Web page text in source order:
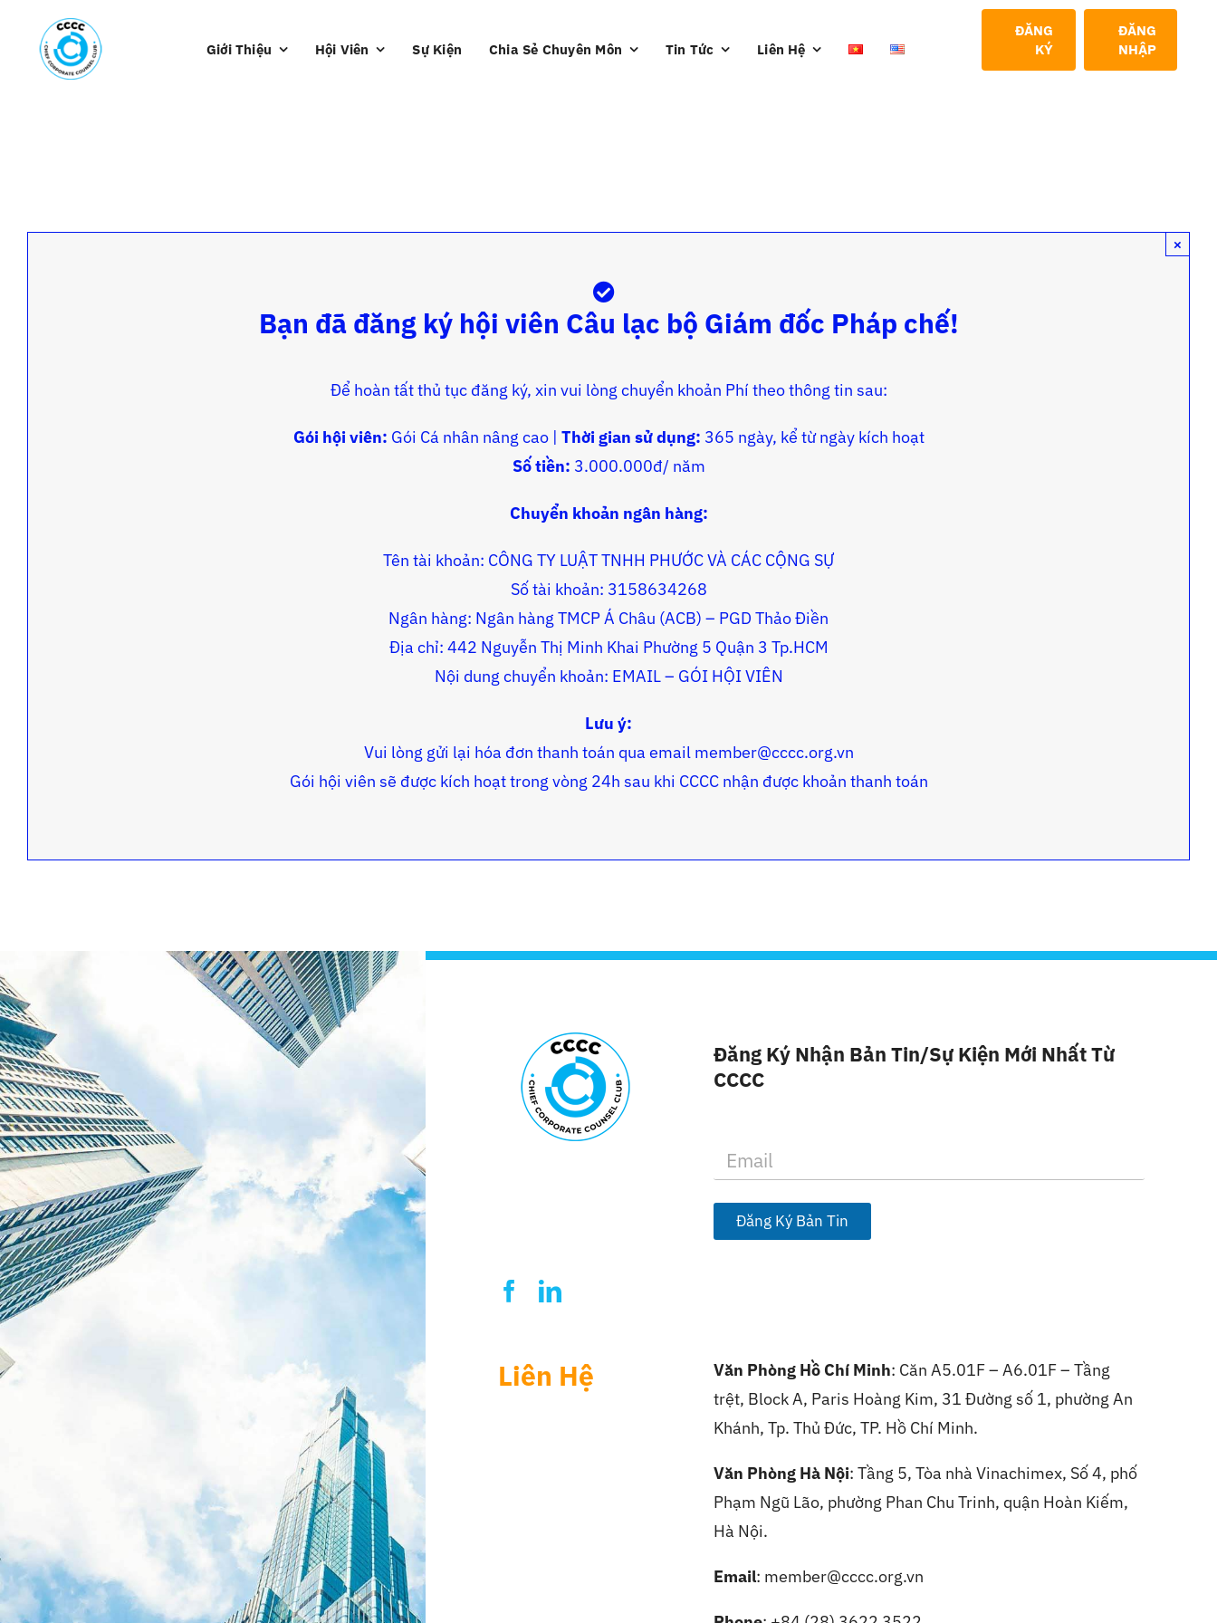
content
Giới Thiệu Hội Viên Sự Kiện Chia Sẻ Chuyên Môn Tin Tức Liên Hệ
ĐĂNG
KÝ
ĐĂNG
NHẬP
Bạn đã đăng ký hội viên Câu lạc bộ Giám đốc Pháp chế!
Để hoàn tất thủ tục đăng ký, xin vui lòng chuyển khoản Phí theo thông tin sau:
Gói hội viên: Gói Cá nhân nâng cao | Thời gian sử dụng: 365 ngày, kể từ ngày kích hoạt
Số tiền: 3.000.000đ/ năm
Chuyển khoản ngân hàng:
Tên tài khoản: CÔNG TY LUẬT TNHH PHƯỚC VÀ CÁC CỘNG SỰ
Số tài khoản: 3158634268
Ngân hàng: Ngân hàng TMCP Á Châu (ACB) – PGD Thảo Điền
Địa chỉ: 442 Nguyễn Thị Minh Khai Phường 5 Quận 3 Tp.HCM
Nội dung chuyển khoản: EMAIL – GÓI HỘI VIÊN
Lưu ý:
Vui lòng gửi lại hóa đơn thanh toán qua email member@cccc.org.vn
Gói hội viên sẽ được kích hoạt trong vòng 24h sau khi CCCC nhận được khoản thanh toán
×
Đăng Ký Nhận Bản Tin/sự Kiện Mới Nhất Từ
CCCC
a
i
*
Đăng Ký Bản Tin
Liên Hệ Văn Phòng Hồ Chí Minh: Căn A5.01F – A6.01F – Tầng
trệt, Block A, Paris Hoàng Kim, 31 Đường số 1, phường An
Khánh, Tp. Thủ Đức, TP. Hồ Chí Minh.
Văn Phòng Hà Nội:Tầng 5, Tòa nhà Vinachimex, Số 4, phố
Phạm Ngũ Lão, phường Phan Chu Trinh, quận Hoàn Kiếm,
Hà Nội.
Email: member@cccc.org.vn